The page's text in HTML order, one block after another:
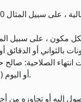
(GTC) أو اليوم (اليوم).